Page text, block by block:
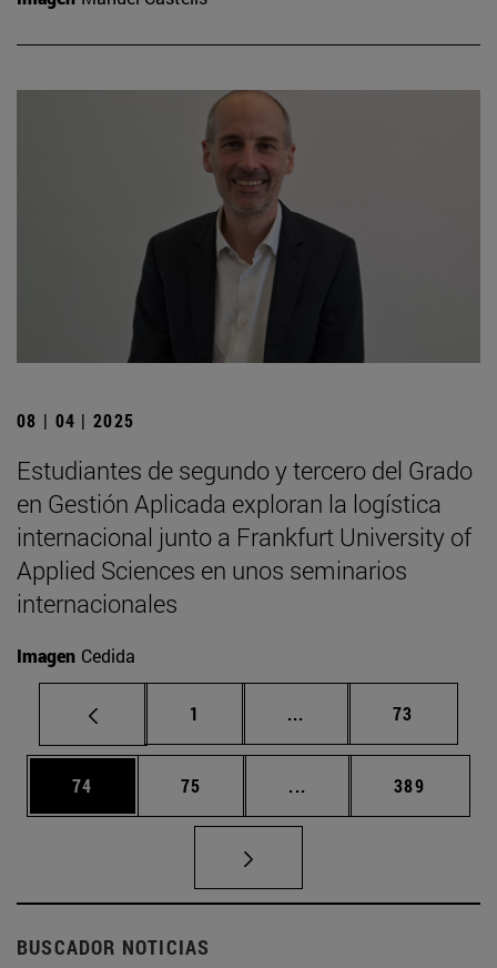
08 | 04 | 2025
Estudiantes de segundo y tercero del Grado
en Gestión Aplicada exploran la logística
internacional junto a Frankfurt University of
Applied Sciences en unos seminarios
internacionales
Imagen Cedida
Página
1 ... Páginas intermedias
Página
73
Página
74 Página
75 ... Páginas intermedias
Página
389
BUSCADOR NOTICIAS